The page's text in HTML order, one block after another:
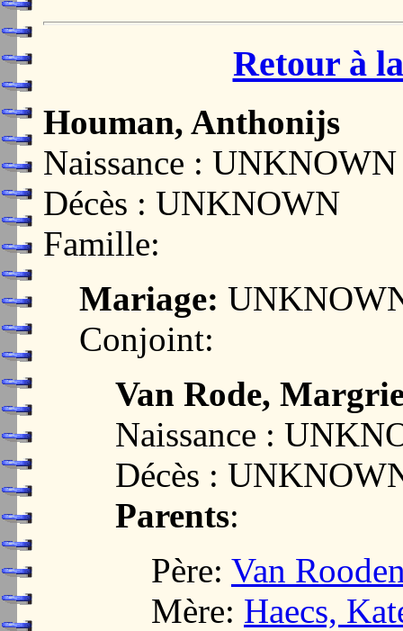
Retour à
Houman, Anthonijs
Naissance : UNKNOWN
Décès : UNKNOWN
Famille:
Mariage:
Conjoint:
Van Rode,
Naissance :
Décès :
Parents:
Père: Van
Mère: Haecs,